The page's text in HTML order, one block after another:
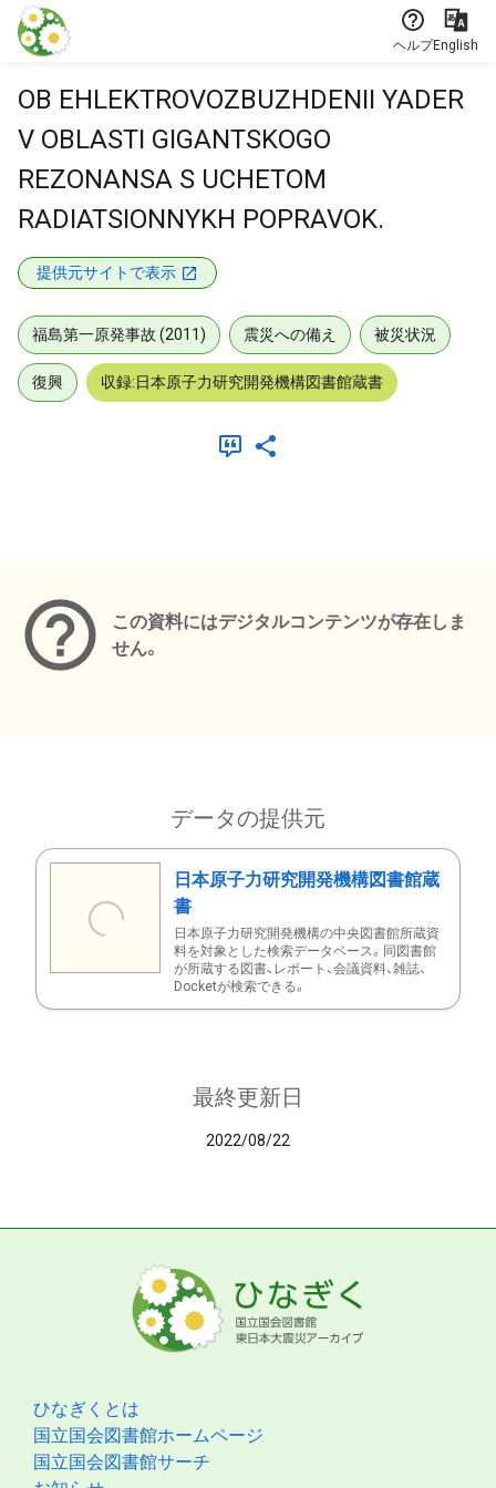
本文に飛ぶ
ヘルプEnglish
OB EHLEKTROVOZBUZHDENII YADER
V OBLASTI GIGANTSKOGO
REZONANSA S UCHETOM
RADIATSIONNYKH POPRAVOK.
提供元サイトで表示
福島第一原発事故 (2011) 震災への備え 被災状況
復興 収録:日本原子力研究開発機構図書館蔵書
この資料にはデジタルコンテンツが存在しま
せん。
データの提供元
日本原子力研究開発機構図書館蔵
書
日本原子力研究開発機構の中央図書館所蔵資
料を対象とした検索データベース。同図書館
が所蔵する図書、レポート、会議資料、雑誌、
Docketが検索できる。
最終更新日
2022/08/22
ひなぎくとは
国立国会図書館ホームページ
国立国会図書館サーチ